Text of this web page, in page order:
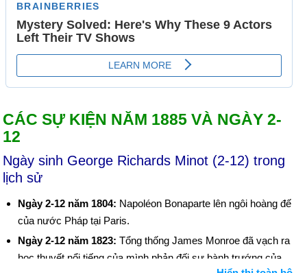
CÁC SỰ KIỆN NĂM 1885 VÀ NGÀY 2-
12
Ngày sinh George Richards Minot (2-12) trong
lịch sử
Ngày 2-12 năm 1804: Napoléon Bonaparte lên ngôi hoàng đế
của nước Pháp tại Paris.
Ngày 2-12 năm 1823: Tổng thống James Monroe đã vạch ra
học thuyết nổi tiếng của mình phản đối sự bành trướng của